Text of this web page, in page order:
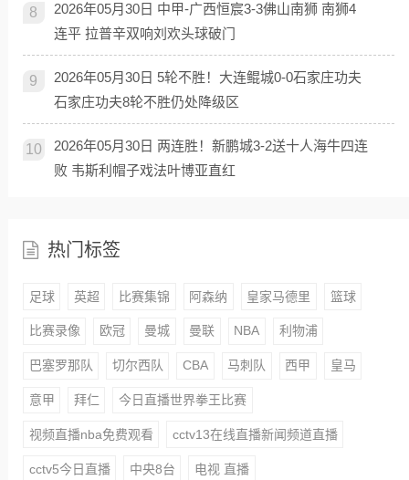
8
2026年05月30日 中甲-广西恒宸3-3佛山南狮 南狮4
连平 拉普辛双响刘欢头球破门
9
2026年05月30日 5轮不胜！大连鲲城0-0石家庄功夫
石家庄功夫8轮不胜仍处降级区
10
2026年05月30日 两连胜！新鹏城3-2送十人海牛四连
败 韦斯利帽子戏法叶博亚直红
热门标签
足球 英超 比赛集锦 阿森纳 皇家马德里 篮球
比赛录像 欧冠 曼城 曼联 NBA 利物浦
巴塞罗那队 切尔西队 CBA 马刺队 西甲 皇马
意甲 拜仁 今日直播世界拳王比赛
视频直播nba免费观看 cctv13在线直播新闻频道直播
cctv5今日直播 中央8台 电视 直播